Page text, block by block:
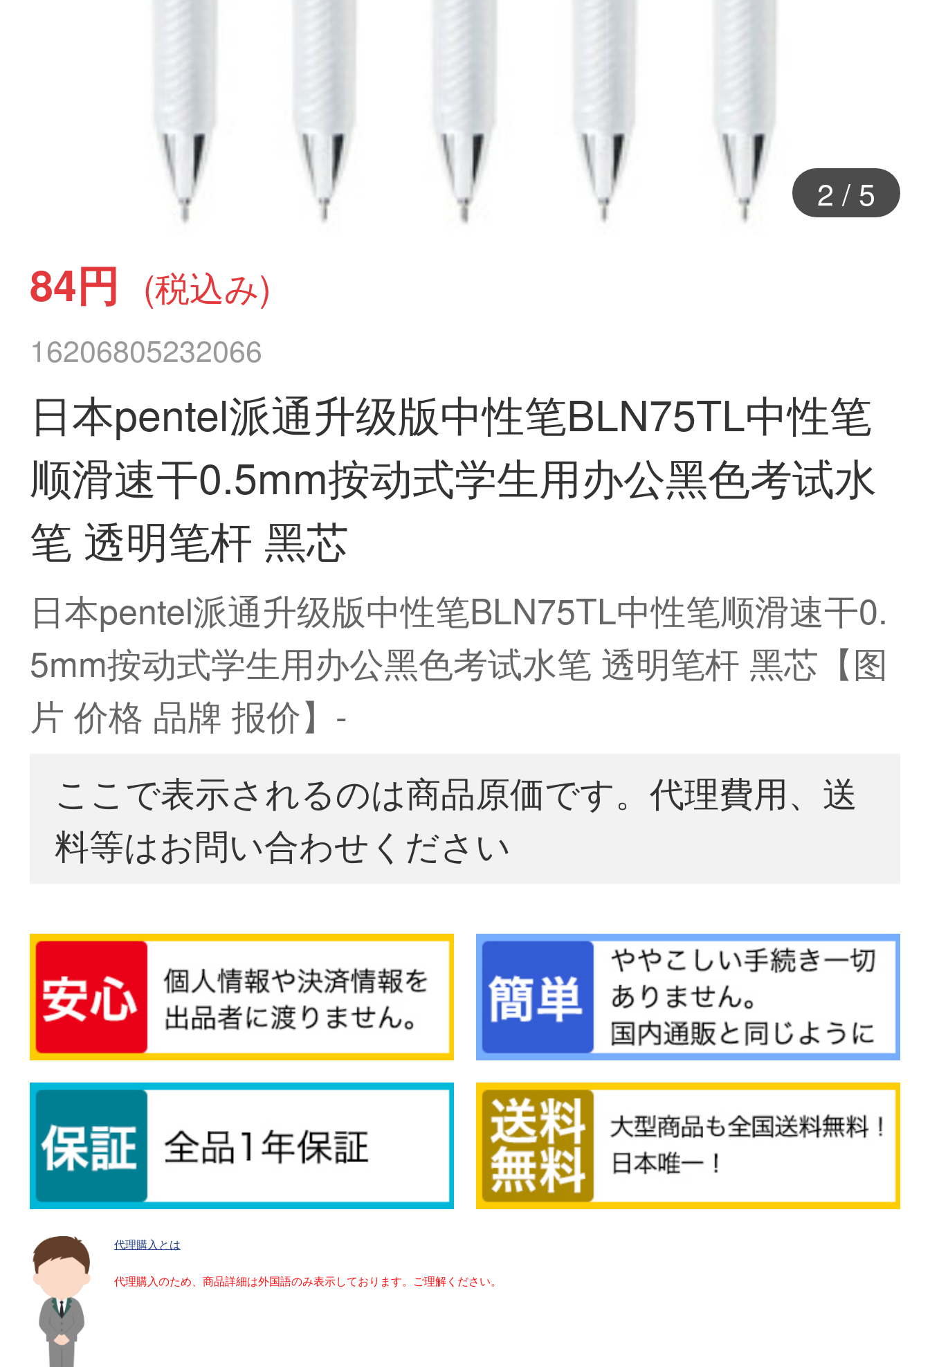
2 / 5
84円 (税込み)
16206805232066
日本pentel派通升级版中性笔BLN75TL中性笔
顺滑速干0.5mm按动式学生用办公黑色考试水
笔 透明笔杆 黑芯
日本pentel派通升级版中性笔BLN75TL中性笔顺滑速干0.
5mm按动式学生用办公黑色考试水笔 透明笔杆 黑芯【图
片 价格 品牌 报价】-
ここで表示されるのは商品原価です。代理費用、送
料等はお問い合わせください
代理購入とは
代理購入のため、商品詳細は外国語のみ表示しております。ご理解ください。